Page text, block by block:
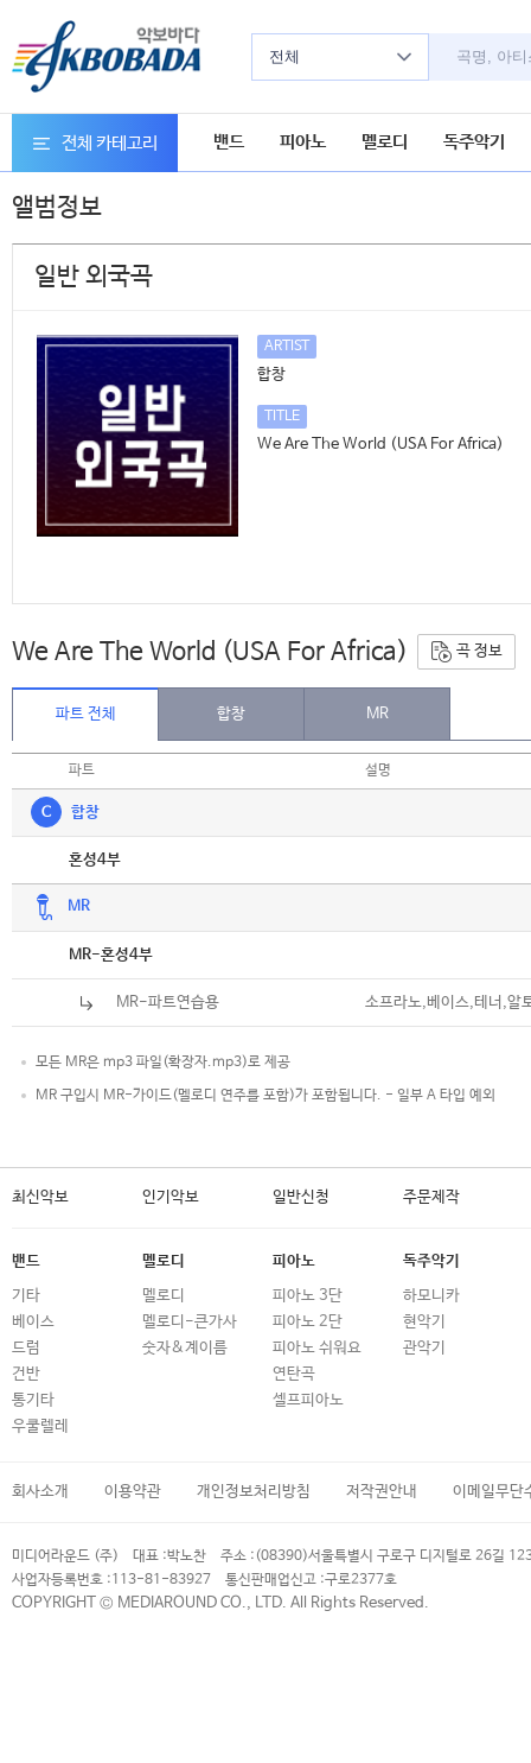
전체
전체 카테고리 밴드 피아노 멜로디 독주악기
앨범정보
일반 외국곡
ARTIST
합창
TITLE
We Are The World (USA For Africa)
We Are The World (USA For Africa) 곡 정보
파트 전체 합창 MR
파트 설명
C 합창
혼성4부
MR
MR-혼성4부
MR-파트연습용 소프라노,베이스,테너,알
모든 MR은 mp3 파일(확장자.mp3)로 제공
MR 구입시 MR-가이드(멜로디 연주를 포함)가 포함됩니다. - 일부 A 타입 예외
최신악보 인기악보 일반신청 주문제작
밴드
기타
베이스
드럼
건반
통기타
우쿨렐레
멜로디
멜로디
멜로디-큰가사
숫자&계이름
피아노
피아노 3단
피아노 2단
피아노 쉬워요
연탄곡
셀프피아노
독주악기
하모니카
현악기
관악기
회사소개 이용약관 개인정보처리방침 저작권안내 이메일무단
미디어라운드 (주) 대표 :박노찬 주소 : (08390)서울특별시 구로구 디지털로 26길
사업자등록번호 :113-81-83927 통신판매업신고 :구로2377호
COPYRIGHT © MEDIAROUND CO., LTD. All Rights Reserved.